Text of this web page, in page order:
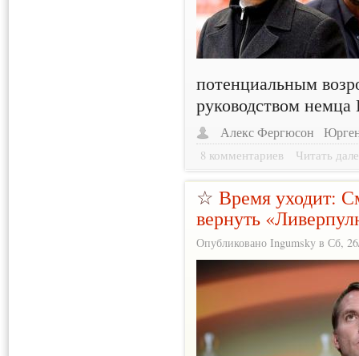
потенциальным
руководством
Алекс Фергюсон
8 комментариев Читать
☆ Время уходит:
вернуть
Опубликовано Ingumsky в Сб,